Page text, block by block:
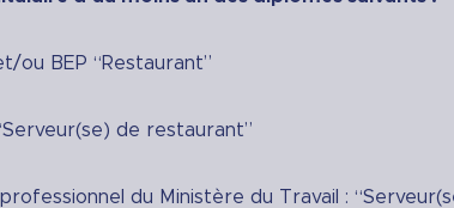
ou BEP “Restaurant”
de restaurant”
du Ministère du Travail :